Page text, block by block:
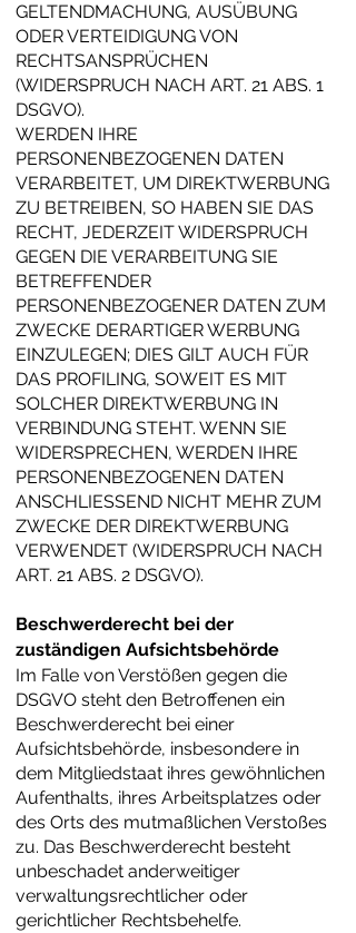
GELTENDMACHUNG, AUSÜBUNG
ODER VERTEIDIGUNG VON
RECHTSANSPRÜCHEN
(WIDERSPRUCH NACH ART. 21 ABS. 1
DSGVO).
WERDEN IHRE
PERSONENBEZOGENEN DATEN
VERARBEITET, UM DIREKTWERBUNG
ZU BETREIBEN, SO HABEN SIE DAS
RECHT, JEDERZEIT WIDERSPRUCH
GEGEN DIE VERARBEITUNG SIE
BETREFFENDER
PERSONENBEZOGENER DATEN ZUM
ZWECKE DERARTIGER WERBUNG
EINZULEGEN; DIES GILT AUCH FÜR
DAS PROFILING, SOWEIT ES MIT
SOLCHER DIREKTWERBUNG IN
VERBINDUNG STEHT. WENN SIE
WIDERSPRECHEN, WERDEN IHRE
PERSONENBEZOGENEN DATEN
ANSCHLIESSEND NICHT MEHR ZUM
ZWECKE DER DIREKTWERBUNG
VERWENDET (WIDERSPRUCH NACH
ART. 21 ABS. 2 DSGVO).
Beschwerde­recht bei der
zuständigen Aufsichts­behörde
Im Falle von Verstößen gegen die
DSGVO steht den Betroffenen ein
Beschwerderecht bei einer
Aufsichtsbehörde, insbesondere in
dem Mitgliedstaat ihres gewöhnlichen
Aufenthalts, ihres Arbeitsplatzes oder
des Orts des mutmaßlichen Verstoßes
zu. Das Beschwerderecht besteht
unbeschadet anderweitiger
verwaltungsrechtlicher oder
gerichtlicher Rechtsbehelfe.